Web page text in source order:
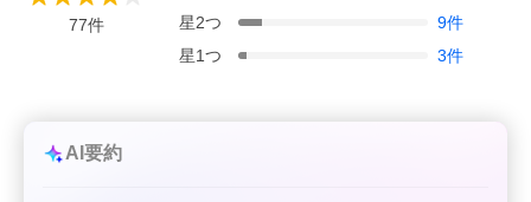
77件
星2つ 9件
星1つ 3件
AI要約